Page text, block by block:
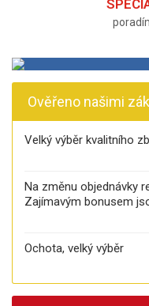
Ověřeno našimi
Velký výběr kvalitního
Na změnu objednávky
Zajímavým bonusem
Ochota, velký výběr